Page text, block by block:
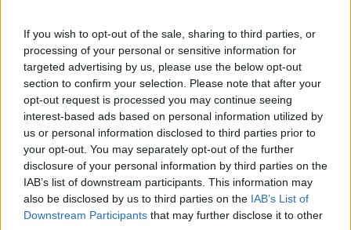
If you wish to opt-out of the sale, sharing to third parties, or
processing of your personal or sensitive information for
targeted advertising by us, please use the below opt-out
section to confirm your selection. Please note that after your
opt-out request is processed you may continue seeing
interest-based ads based on personal information utilized by
us or personal information disclosed to third parties prior to
your opt-out. You may separately opt-out of the further
disclosure of your personal information by third parties on the
IAB’s list of downstream participants. This information may
also be disclosed by us to third parties on the IAB’s List of
Downstream Participants that may further disclose it to other
·Ti stimo·Rispondi
STARZ: